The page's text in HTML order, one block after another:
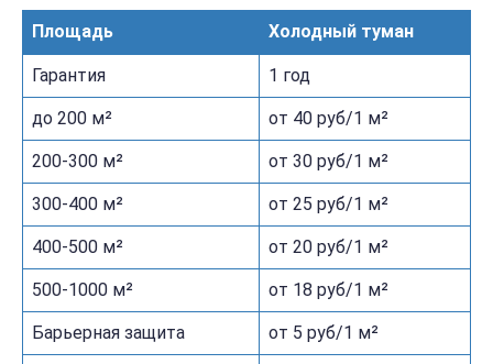
Площадь Холодный туман
Гарантия 1 год
до 200 м² от 40 руб/1 м²
200-300 м² от 30 руб/1 м²
300-400 м² от 25 руб/1 м²
400-500 м² от 20 руб/1 м²
500-1000 м² от 18 руб/1 м²
Барьерная защита от 5 руб/1 м²